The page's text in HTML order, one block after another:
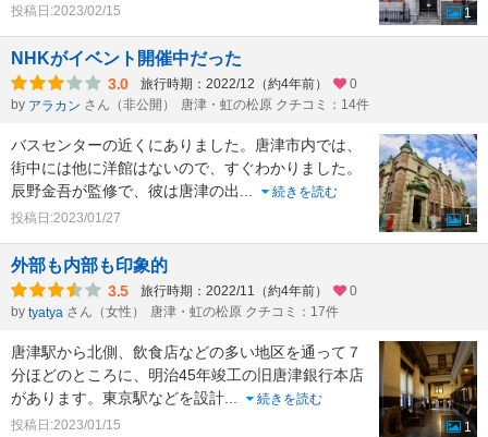
投稿日:2023/02/15
1
NHKがイベント開催中だった
3.0 旅行時期：2022/12（約4年前）
0
by アラカン さん（非公開） 唐津・虹の松原 クチコミ：14件
バスセンターの近くにありました。唐津市内では、
街中には他に洋館はないので、すぐわかりました。
辰野金吾が監修で、彼は唐津の出
続きを読む
投稿日:2023/01/27
1
外部も内部も印象的
3.5 旅行時期：2022/11（約4年前）
0
by tyatya さん（女性） 唐津・虹の松原 クチコミ：17件
唐津駅から北側、飲食店などの多い地区を通って７
分ほどのところに、明治45年竣工の旧唐津銀行本店
があります。東京駅などを設計
続きを読む
投稿日:2023/01/15
1